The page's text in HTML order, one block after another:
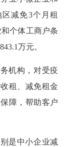
减免3个月租
个体工商户条
万元。
机构，对受疫
租、减免租金
障，帮助客户
是中小企业减